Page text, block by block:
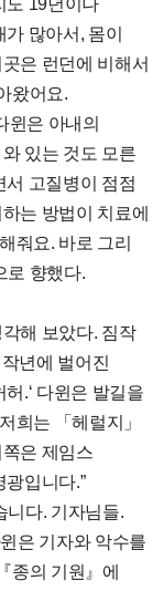
도 19년이나
많아서, 몸이
은 런던에 비해서
왔어요.
윈은 아내의
있는 것도 모른
서 고질병이 점점
는 방법이 치료에
줘요. 바로 그리
로 향했다.
해 보았다. 짐작
년에 벌어진
.‘ 다윈은 발길을
희는 「헤럴지」
은 제임스
입니다.”
니다. 기자님들.
은 기자와 악수를
종의 기원』에